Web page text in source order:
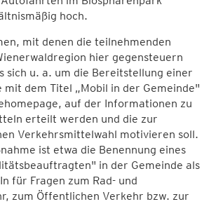
hoch.
mit denen die teilnehmenden
hier gegensteuern
sich u. a. um die Bereitstellung einer
dem Titel „Mobil in der Gemeinde"
auf der Informationen zu
erteilt werden und die zur
Verkehrsmittelwahl motivieren soll.
ist etwa die Benennung eines
in der Gemeinde als
für Fragen zum Rad- und
zum Öffentlichen Verkehr bzw. zur